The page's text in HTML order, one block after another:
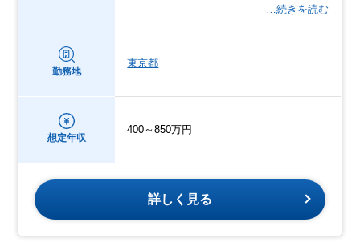
…続きを読む
勤務地
東京都
想定年収
400～850万円
詳しく見る